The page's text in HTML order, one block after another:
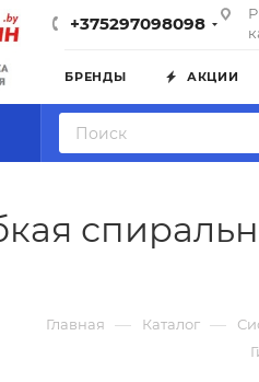
+375297098098
БРЕНДЫ АКЦИИ
Главная — Каталог —